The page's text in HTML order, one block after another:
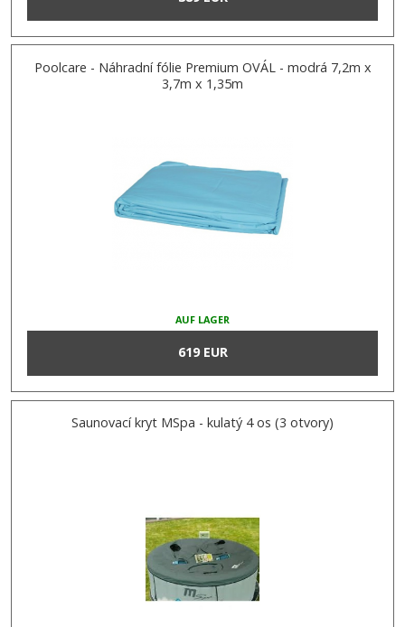
Poolcare - Náhradní fólie Premium OVÁL - modrá 7,2m x
3,7m x 1,35m
AUF LAGER
619 EUR
Saunovací kryt MSpa - kulatý 4 os (3 otvory)